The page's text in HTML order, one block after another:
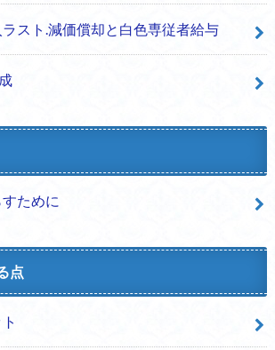
スト.減価償却と白色専従者給与
ために
点